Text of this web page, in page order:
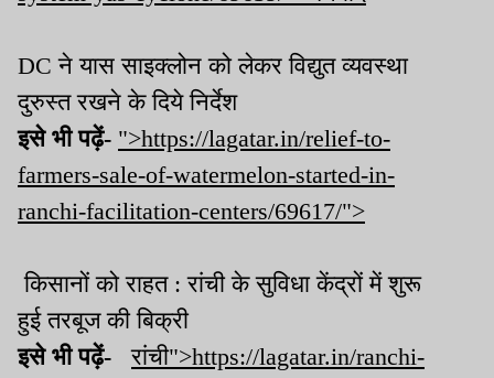
DC ने यास साइक्लोन को लेकर विद्युत व्यवस्था
दुरुस्त रखने के दिये निर्देश
इसे भी पढ़ें- ">https://lagatar.in/relief-to-
farmers-sale-of-watermelon-started-in-
ranchi-facilitation-centers/69617/">
किसानों को राहत : रांची के सुविधा केंद्रों में शुरू
हुई तरबूज की बिक्री
इसे भी पढ़ें-
रांची">https://lagatar.in/ranchi-